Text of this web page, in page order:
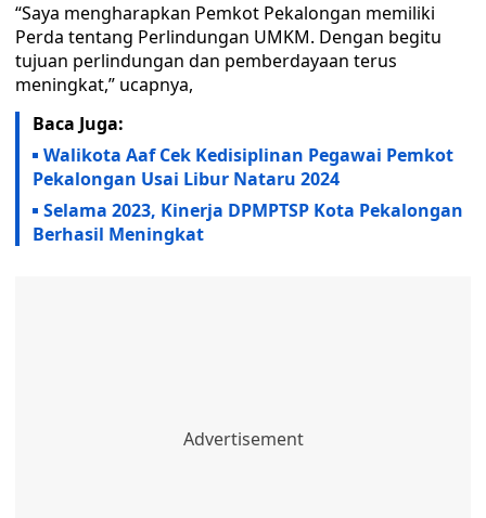
“Saya mengharapkan Pemkot Pekalongan memiliki
Perda tentang Perlindungan UMKM. Dengan begitu
tujuan perlindungan dan pemberdayaan terus
meningkat,” ucapnya,
Baca Juga:
Walikota Aaf Cek Kedisiplinan Pegawai Pemkot
Pekalongan Usai Libur Nataru 2024
Selama 2023, Kinerja DPMPTSP Kota Pekalongan
Berhasil Meningkat